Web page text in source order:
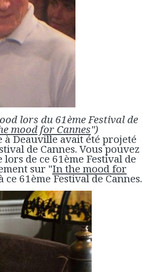
lors du 61ème Festival de
mood for Cannes")
Deauville avait été projeté
de Cannes. Vous pouvez
de ce 61ème Festival de
sur "In the mood for
61ème Festival de Cannes.